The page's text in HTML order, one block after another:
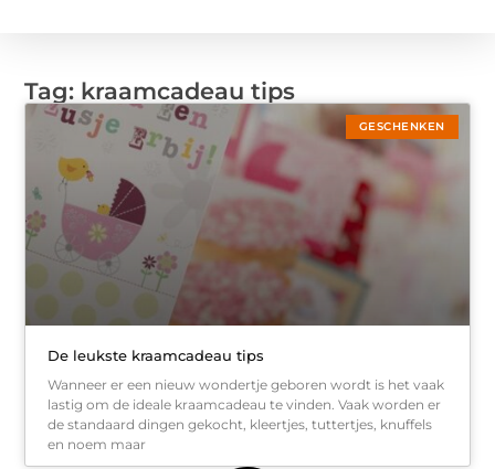
Tag: kraamcadeau tips
GESCHENKEN
De leukste kraamcadeau tips
Wanneer er een nieuw wondertje geboren wordt is het vaak
lastig om de ideale kraamcadeau te vinden. Vaak worden er
de standaard dingen gekocht, kleertjes, tuttertjes, knuffels
en noem maar